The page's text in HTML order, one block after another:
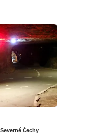
Severné Čechy